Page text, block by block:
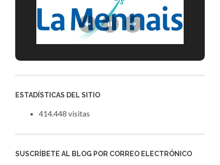
ESTADÍSTICAS DEL SITIO
414.448 visitas
SUSCRÍBETE AL BLOG POR CORREO ELECTRÓNICO